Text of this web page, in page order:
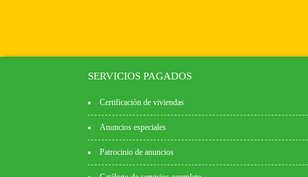
SERVICIOS PAGADOS
Certificación de viviendas
Anuncios especiales
Patrocinio de anuncios